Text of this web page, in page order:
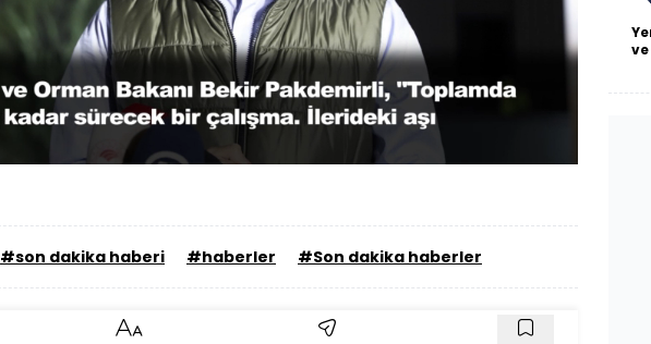
Yüklendi :
98.51%
Hızı
#son dakika haberi #haberler #Son dakika haberler